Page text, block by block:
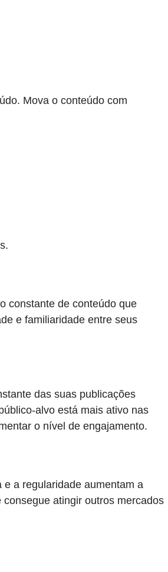
Mova o conteúdo com
constante de conteúdo que
e familiaridade entre seus
das suas publicações
alvo está mais ativo nas
o nível de engajamento.
a regularidade aumentam a
atingir outros mercados